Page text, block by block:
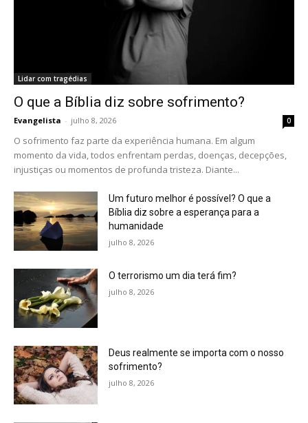
Lidar com tragédias
O que a Bíblia diz sobre sofrimento?
Evangelista - julho 8, 2026 0
O sofrimento faz parte da experiência humana. Em algum
momento da vida, todos enfrentam perdas, doenças, decepções,
injustiças ou momentos de profunda tristeza. Diante...
Um futuro melhor é possível? O que a
Bíblia diz sobre a esperança para a
humanidade
julho 8, 2026
O terrorismo um dia terá fim?
julho 8, 2026
Deus realmente se importa com o nosso
sofrimento?
julho 8, 2026